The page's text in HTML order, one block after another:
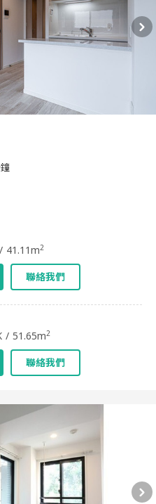
41.11m2
聯絡我們
/ 51.65m2
聯絡我們